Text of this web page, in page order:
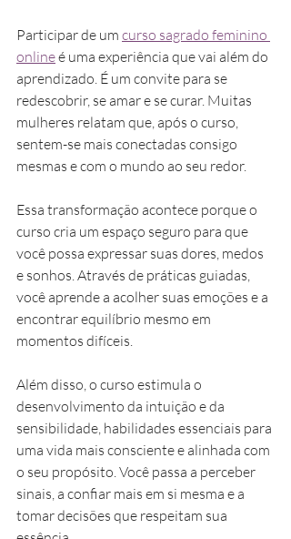
Participar de um curso sagrado feminino
online é uma experiência que vai além do
aprendizado. É um convite para se
redescobrir, se amar e se curar. Muitas
mulheres relatam que, após o curso,
sentem-se mais conectadas consigo
mesmas e com o mundo ao seu redor.
Essa transformação acontece porque o
curso cria um espaço seguro para que
você possa expressar suas dores, medos
e sonhos. Através de práticas guiadas,
você aprende a acolher suas emoções e a
encontrar equilíbrio mesmo em
momentos difíceis.
Além disso, o curso estimula o
desenvolvimento da intuição e da
sensibilidade, habilidades essenciais para
uma vida mais consciente e alinhada com
o seu propósito. Você passa a perceber
sinais, a confiar mais em si mesma e a
tomar decisões que respeitam sua